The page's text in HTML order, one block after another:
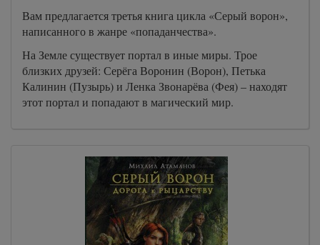
Вам предлагается третья книга цикла «Серый ворон»,
написанного в жанре «попаданчества».
На Земле существует портал в иные миры. Трое
близких друзей: Серёга Воронин (Ворон), Петька
Калинин (Пузырь) и Ленка Звонарёва (Фея) – находят
этот портал и попадают в магический мир.